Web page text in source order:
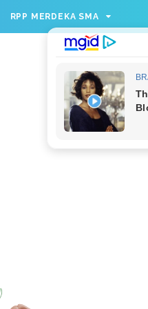
[336, 280], 'div-gpt-
RPP MERDEKA SMA